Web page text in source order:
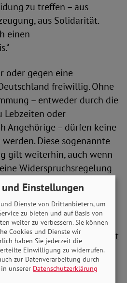
zu treffen – aus
aus Solidarität.
einen
oder gegen eine
freiwillig. Ohne
– entweder durch die
Lebzeiten oder
Angehörige – dürfen keine
Diese sogenannte
gilt weiterhin, auch wenn
Widerspruchsregelung
betont die Bedeutung
und respektvoller
dem Thema. Michaela
muss als das
sie ist: Ein selbstloser Akt
sich dafür entscheidet,
und unseren Respekt.“
Einstellungen
Dienste von Drittanbietern, um
zu bieten und auf Basis von
weiter zu verbessern. Sie können
Cookies und Dienste wir
haben Sie jederzeit die
Einwilligung zu widerrufen.
zur Datenverarbeitung durch
unserer Datenschutzerklärung